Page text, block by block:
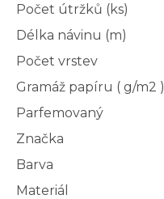
Počet útržků (ks)
Délka návinu (m)
Počet vrstev
Gramáž papíru ( g/m2 )
Parfemovaný
Značka
Barva
Materiál